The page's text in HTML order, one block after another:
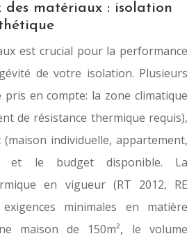
des matériaux : isolation
est crucial pour la performance
de votre isolation. Plusieurs
en compte: la zone climatique
de résistance thermique requis),
individuelle, appartement,
et le budget disponible. La
en vigueur (RT 2012, RE
minimales en matière
maison de 150m², le volume